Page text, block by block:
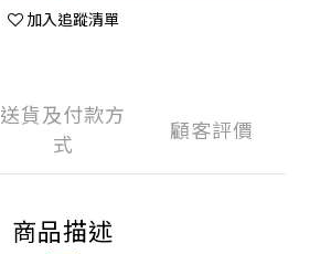
加入追蹤清單
送貨及付款方
式
顧客評價
商品描述